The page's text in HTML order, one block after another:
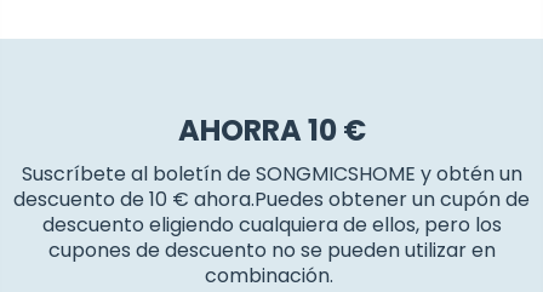
AHORRA 10 €
Suscríbete al boletín de SONGMICSHOME y obtén un
descuento de 10 € ahora.Puedes obtener un cupón de
descuento eligiendo cualquiera de ellos, pero los
cupones de descuento no se pueden utilizar en
combinación.